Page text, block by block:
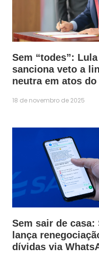
Sem “todes”: Lula
sanciona veto a
neutra em atos
18 de novembro de 2025
Sem sair de casa:
lança
dívidas via